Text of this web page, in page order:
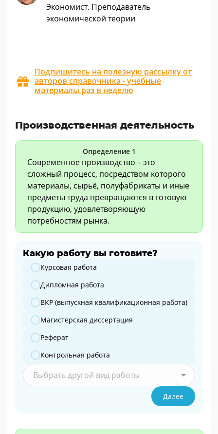
Экономист. Преподаватель
экономической теории
Подпишитесь на полезную рассылку от
авторов справочника - учебные
материалы раз в неделю
Производственная деятельность
Определение 1
Современное производство – это
сложный процесс, посредством которого
материалы, сырьё, полуфабрикаты и иные
предметы труда превращаются в готовую
продукцию, удовлетворяющую
потребностям рынка.
Какую работу вы готовите?
Какую работу вы готовите?
Курсовая работа
Дипломная работа
ВКР (выпускная квалификационная работа)
Магистерская диссертация
Реферат
Контрольная работа
Выбрать другой вид работы
Далее